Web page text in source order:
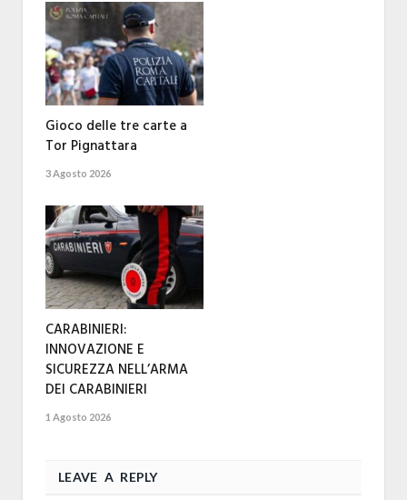
Gioco delle tre carte a
Tor Pignattara
3 Agosto 2026
CARABINIERI:
INNOVAZIONE E
SICUREZZA NELL’ARMA
DEI CARABINIERI
1 Agosto 2026
LEAVE A REPLY